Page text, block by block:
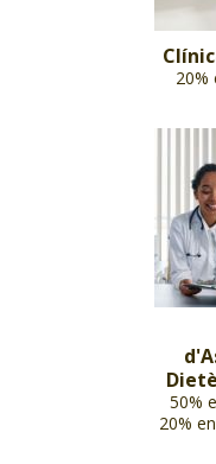
20%
50%
20%